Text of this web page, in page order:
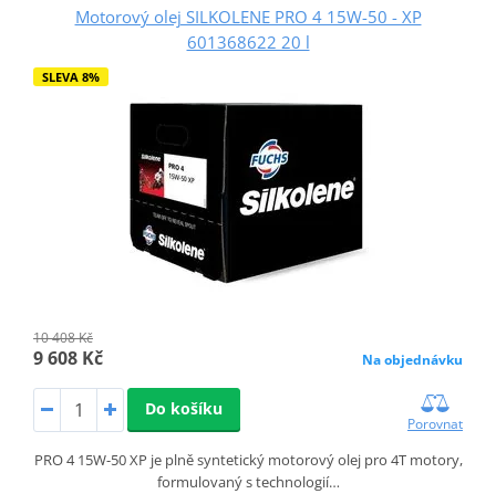
Motorový olej SILKOLENE PRO 4 15W-50 - XP
601368622 20 l
SLEVA 8%
10 408 Kč
9 608 Kč Na objednávku
Do košíku
Porovnat
PRO 4 15W-50 XP je plně syntetický motorový olej pro 4T motory,
formulovaný s technologií…